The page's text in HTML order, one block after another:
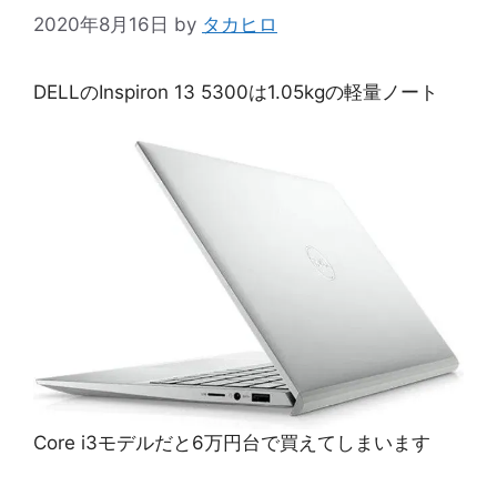
2020年8月16日 by タカヒロ
DELLのInspiron 13 5300は1.05kgの軽量ノート
Core i3モデルだと6万円台で買えてしまいます